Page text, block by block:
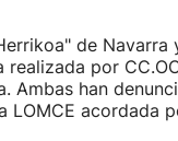
de
por
Ambas han
LOMCE acordada